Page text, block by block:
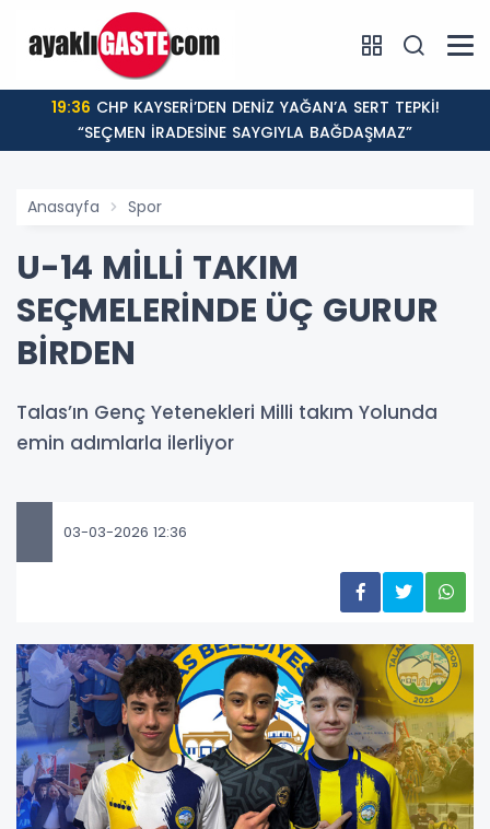
19:36
“SEÇMEN İRADESİNE SAYGIYLA BAĞDAŞMAZ”
Anasayfa Spor
U-14 MİLLİ TAKIM
SEÇMELERİNDE ÜÇ GURUR
BİRDEN
Talas’ın Genç Yetenekleri Milli takım Yolunda
emin adımlarla ilerliyor
03-03-2026 12:36